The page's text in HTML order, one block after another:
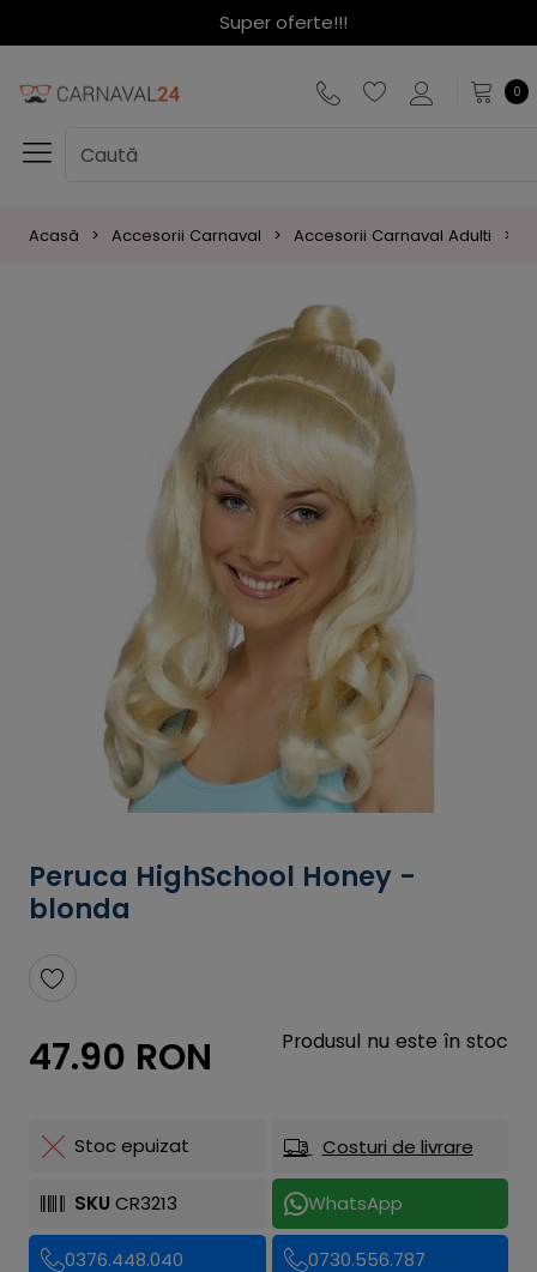
Super oferte!!!
0
Acasă Accesorii Carnaval Accesorii Carnaval Adulti
Peruca HighSchool Honey -
blonda
47.90 RON Produsul nu este în stoc
Stoc epuizat Costuri de livrare
SKU CR3213 WhatsApp
0376.448.040 0730.556.787